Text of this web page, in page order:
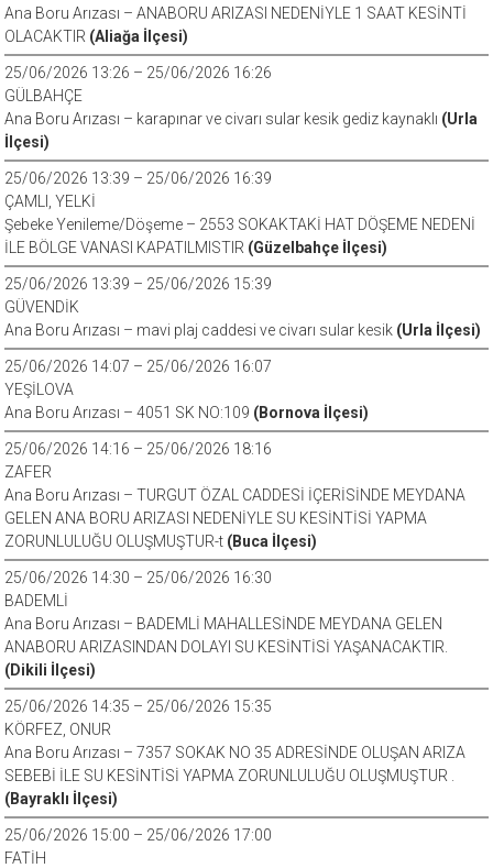
Ana Boru Arızası – ANABORU ARIZASI NEDENİYLE 1 SAAT KESİNTİ
OLACAKTIR (Aliağa İlçesi)
25/06/2026 13:26 – 25/06/2026 16:26
GÜLBAHÇE
Ana Boru Arızası – karapınar ve civarı sular kesik gediz kaynaklı (Urla
İlçesi)
25/06/2026 13:39 – 25/06/2026 16:39
ÇAMLI, YELKİ
Şebeke Yenileme/Döşeme – 2553 SOKAKTAKİ HAT DÖŞEME NEDENİ
İLE BÖLGE VANASI KAPATILMISTIR (Güzelbahçe İlçesi)
25/06/2026 13:39 – 25/06/2026 15:39
GÜVENDİK
Ana Boru Arızası – mavi plaj caddesi ve civarı sular kesik (Urla İlçesi)
25/06/2026 14:07 – 25/06/2026 16:07
YEŞİLOVA
Ana Boru Arızası – 4051 SK NO:109 (Bornova İlçesi)
25/06/2026 14:16 – 25/06/2026 18:16
ZAFER
Ana Boru Arızası – TURGUT ÖZAL CADDESİ İÇERİSİNDE MEYDANA
GELEN ANA BORU ARIZASI NEDENİYLE SU KESİNTİSİ YAPMA
ZORUNLULUĞU OLUŞMUŞTUR-t (Buca İlçesi)
25/06/2026 14:30 – 25/06/2026 16:30
BADEMLİ
Ana Boru Arızası – BADEMLİ MAHALLESİNDE MEYDANA GELEN
ANABORU ARIZASINDAN DOLAYI SU KESİNTİSİ YAŞANACAKTIR.
(Dikili İlçesi)
25/06/2026 14:35 – 25/06/2026 15:35
KÖRFEZ, ONUR
Ana Boru Arızası – 7357 SOKAK NO 35 ADRESİNDE OLUŞAN ARIZA
SEBEBİ İLE SU KESİNTİSİ YAPMA ZORUNLULUĞU OLUŞMUŞTUR .
(Bayraklı İlçesi)
25/06/2026 15:00 – 25/06/2026 17:00
FATİH